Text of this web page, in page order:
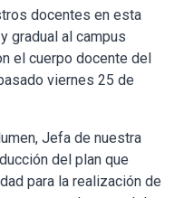
docentes en esta
gradual al campus
el cuerpo docente del
viernes 25 de
Jefa de nuestra
del plan que
para la realización de